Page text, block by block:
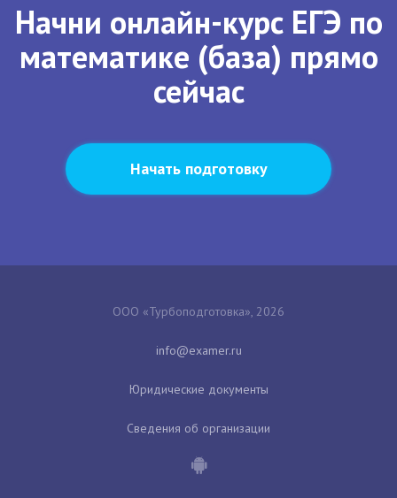
Начни онлайн-курс ЕГЭ по
математике (база) прямо
сейчас
Начать подготовку
ООО «Турбоподготовка», 2026
Юридические документы
Сведения об организации